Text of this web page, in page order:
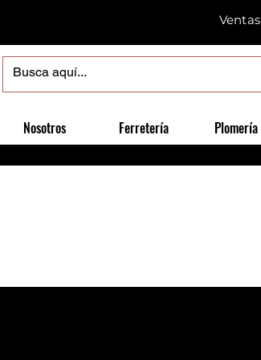
Ventas
Nosotros Ferretería Plomería